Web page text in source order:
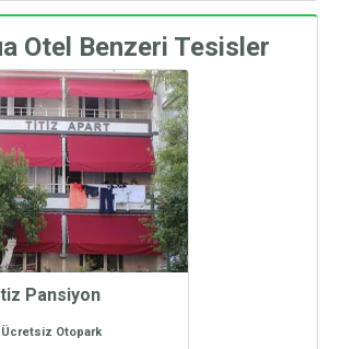
Otel Benzeri Tesisler
Pansiyon
Ücretsiz Otopark